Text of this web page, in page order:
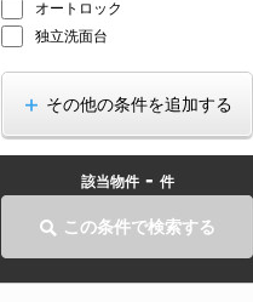
オートロック
独立洗面台
その他の条件を追加する
該当物件 - 件
この条件で検索する